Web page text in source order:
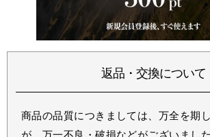
返品・交換について
商品の品質につきましては、万全を期